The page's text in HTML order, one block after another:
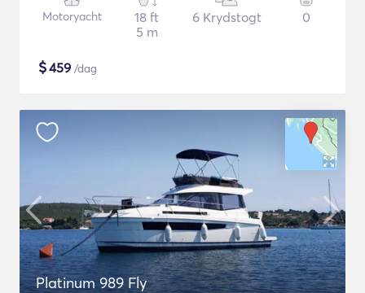
Motoryacht
18 ft
5 m
6 Krydstogt 0
$459 /dag
Platinum 989 Fly